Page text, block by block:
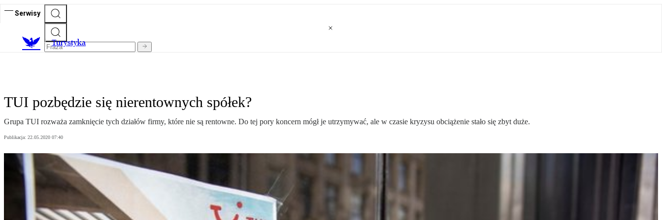
Serwisy
Turystyka
TUI pozbędzie się nierentownych spółek?
Grupa TUI rozważa zamknięcie tych działów firmy, które nie są rentowne. Do tej pory koncern mógł je utrzymywać, ale w czasie kryzysu obciążenie stało się zbyt duże.
Publikacja: 22.05.2020 07:40